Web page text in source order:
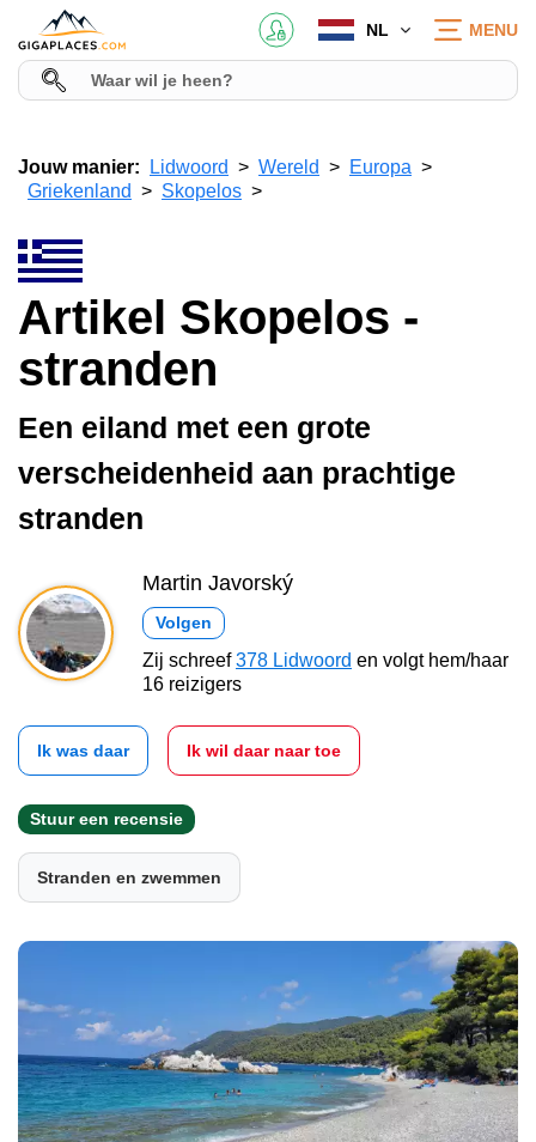
NL MENU
Jouw manier: Lidwoord Wereld
Europa
Griekenland
Skopelos
Artikel Skopelos -
stranden
Een eiland met een grote
verscheidenheid aan prachtige
stranden
Martin Javorský
Volgen
Zij schreef378 Lidwoord en volgt hem/haar
16 reizigers
Ik was daar Ik wil daar naar toe
Stuur een recensie
Stranden en zwemmen